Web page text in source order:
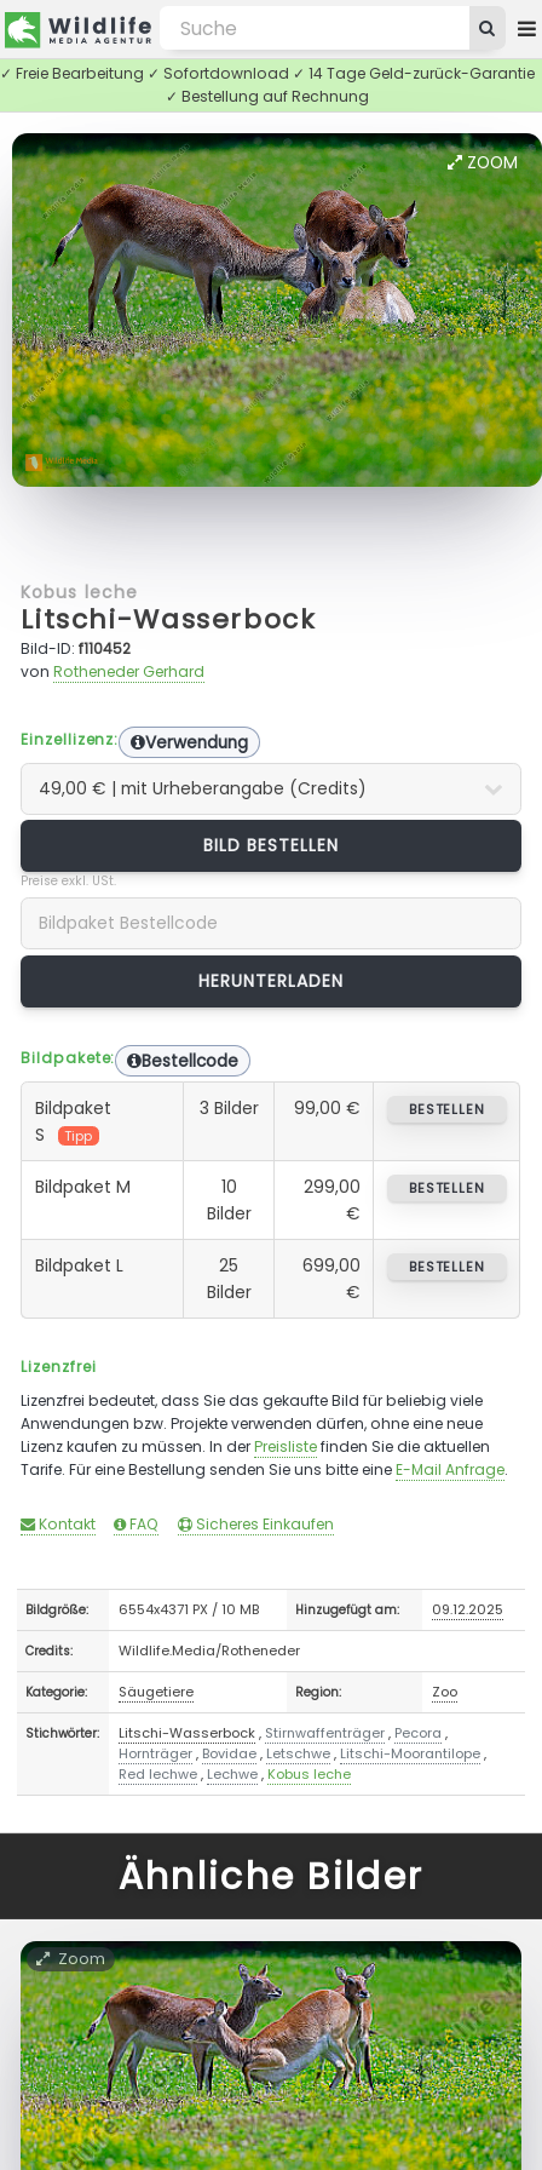
✓ Freie Bearbeitung ✓ Sofortdownload ✓ 14 Tage Geld-zurück-Garantie
✓ Bestellung auf Rechnung
ZOOM
Kobus leche
Litschi-Wasserbock
Bild-ID:f110452
vonRotheneder Gerhard
Einzellizenz: Verwendung
BILD BESTELLEN
Preise exkl. USt.
Bildpakete: Bestellcode
Bildpaket
S
Tipp
3 Bilder 99,00 € BESTELLEN
Bildpaket M
10
Bilder
299,00
€
BESTELLEN
Bildpaket L
25
Bilder
699,00
€
BESTELLEN
Lizenzfrei
Lizenzfrei bedeutet, dass Sie das gekaufte Bild für beliebig viele
Anwendungen bzw. Projekte verwenden dürfen, ohne eine neue
Lizenz kaufen zu müssen. In derPreislistefinden Sie die aktuellen
Tarife. Für eine Bestellung senden Sie uns bitte eineE-Mail Anfrage.
Kontakt FAQ Sicheres Einkaufen
Bildgröße: 6554x4371 PX / 10 MB Hinzugefügt am: 09.12.2025
Credits: Wildlife.Media/Rotheneder
Kategorie: Säugetiere Region: Zoo
Stichwörter: Litschi-Wasserbock, Stirnwaffenträger, Pecora ,
Hornträger, Bovidae, Letschwe, Litschi-Moorantilope,
Red lechwe, Lechwe, Kobus leche
Ähnliche Bilder
Zoom